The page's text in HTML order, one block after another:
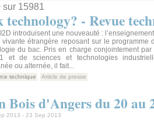
sur 15981
technology? - Revue
introduisent une nouveauté :
vivante étrangère reposant sur le programme
du bac. Pris en charge conjointement par
et de sciences et technologies
ou alternée, il fait...
technique Article de presse
Bois d'Angers du 20 au
2013 - 23 Sep 2013